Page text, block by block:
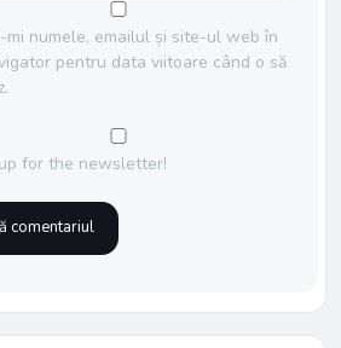
mi numele, emailul și site-ul web în
pentru data viitoare când o să
for the newsletter!